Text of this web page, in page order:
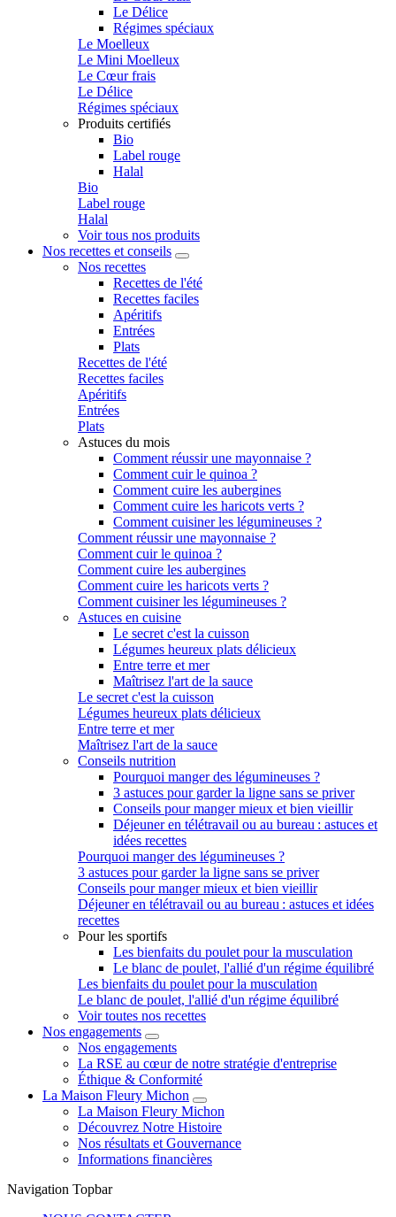
Le Délice
Régimes spéciaux
Le Moelleux
Le Mini Moelleux
Le Cœur frais
Le Délice
Régimes spéciaux
Produits certifiés
Bio
Label rouge
Halal
Bio
Label rouge
Halal
Voir tous nos produits
Nos recettes et conseils
Nos recettes
Recettes de l'été
Recettes faciles
Apéritifs
Entrées
Plats
Recettes de l'été
Recettes faciles
Apéritifs
Entrées
Plats
Astuces du mois
Comment réussir une mayonnaise ?
Comment cuir le quinoa ?
Comment cuire les aubergines
Comment cuire les haricots verts ?
Comment cuisiner les légumineuses ?
Comment réussir une mayonnaise ?
Comment cuir le quinoa ?
Comment cuire les aubergines
Comment cuire les haricots verts ?
Comment cuisiner les légumineuses ?
Astuces en cuisine
Le secret c'est la cuisson
Légumes heureux plats délicieux
Entre terre et mer
Maîtrisez l'art de la sauce
Le secret c'est la cuisson
Légumes heureux plats délicieux
Entre terre et mer
Maîtrisez l'art de la sauce
Conseils nutrition
Pourquoi manger des légumineuses ?
3 astuces pour garder la ligne sans se priver
Conseils pour manger mieux et bien vieillir
Déjeuner en télétravail ou au bureau : astuces et
idées recettes
Pourquoi manger des légumineuses ?
3 astuces pour garder la ligne sans se priver
Conseils pour manger mieux et bien vieillir
Déjeuner en télétravail ou au bureau : astuces et idées
recettes
Pour les sportifs
Les bienfaits du poulet pour la musculation
Le blanc de poulet, l'allié d'un régime équilibré
Les bienfaits du poulet pour la musculation
Le blanc de poulet, l'allié d'un régime équilibré
Voir toutes nos recettes
Nos engagements
Nos engagements
La RSE au cœur de notre stratégie d'entreprise
Éthique & Conformité
La Maison Fleury Michon
La Maison Fleury Michon
Découvrez Notre Histoire
Nos résultats et Gouvernance
Informations financières
Navigation Topbar